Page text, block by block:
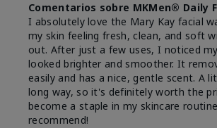
Comentarios sobre MKMen® Daily
I absolutely love the Mary Kay facial
my skin feeling fresh, clean, and soft
out. After just a few uses, I noticed
looked brighter and smoother. It
easily and has a nice, gentle scent. A
long way, so it's definitely worth the
become a staple in my skincare
recommend!